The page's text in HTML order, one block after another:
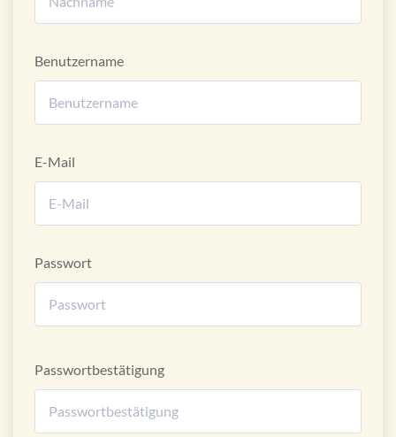
Benutzername
E-Mail
Passwort
Passwortbestätigung